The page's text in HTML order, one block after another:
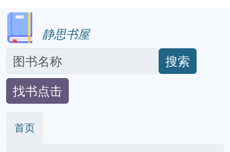
静思书屋
搜索
找书点击
首页